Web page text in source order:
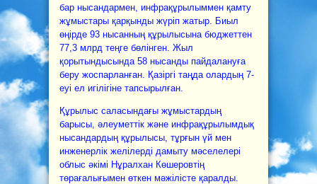
бар нысандармен, инфрақұрылыммен қамту
жұмыстары қарқынды жүріп жатыр. Биыл
өңірде 93 нысанның құрылысына бюджеттен
77,3 млрд теңге бөлінген. Жыл
қорытындысында 58 нысанды пайдалануға
беру жоспарланған. Қазіргі таңда олардың 7-
еуі ел игілігіне тапсырылған.
Құрылыс саласындағы жұмыстардың
барысы, әлеуметтік және инфрақұрылымдық
нысандардың құрылысы, тұрғын үй мен
инженерлік желілерді дамыту мәселелері
облыс әкімі Нұралхан Көшеровтің
төрағалығымен өткен мәжілісте қаралды.